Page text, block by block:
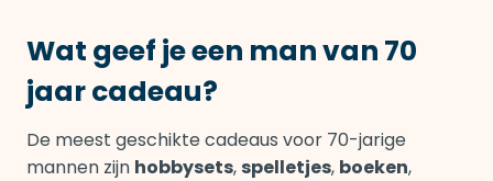
Wat geef je een man van 70
jaar cadeau?
De meest geschikte cadeaus voor 70-jarige
mannen zijn hobbysets, spelletjes, boeken,